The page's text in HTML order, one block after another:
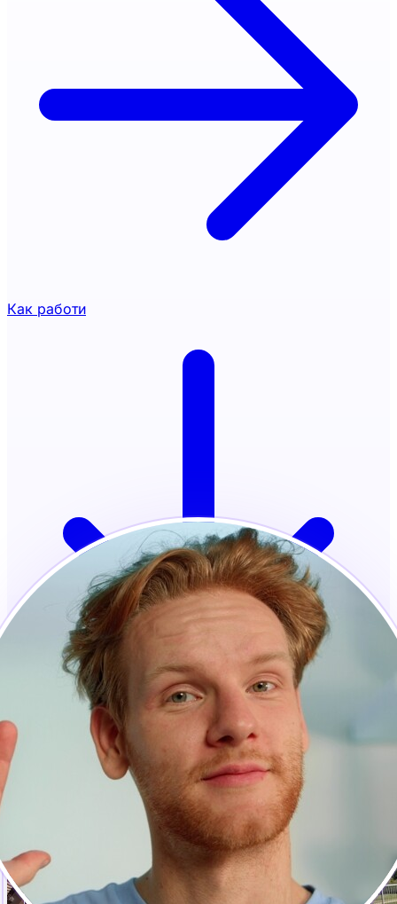
Как работи
Не се изисква кредитна карта · Готово за секунди